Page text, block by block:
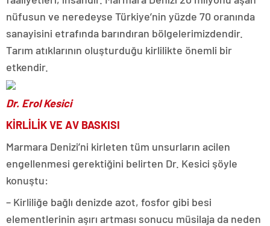
nüfusun ve neredeyse Türkiye’nin yüzde 70 oranında
sanayisini etrafında barındıran bölgelerimizdendir.
Tarım atıklarının oluşturduğu kirlilikte önemli bir
etkendir.
Dr. Erol Kesici
KİRLİLİK VE AV BASKISI
Marmara Denizi’ni kirleten tüm unsurların acilen
engellenmesi gerektiğini belirten Dr. Kesici şöyle
konuştu:
– Kirliliğe bağlı denizde azot, fosfor gibi besi
elementlerinin aşırı artması sonucu müsilaja da neden